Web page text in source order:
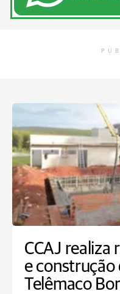
CCAJ realiza
e construção
Telêmaco